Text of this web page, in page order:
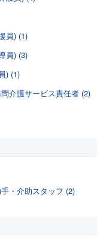
員) (1)
員) (3)
) (1)
介護サービス責任者 (2)
・介助スタッフ (2)